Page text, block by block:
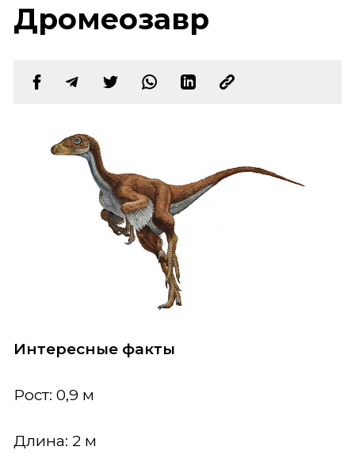
Дромеозавр
Интересные факты
Рост: 0,9 м
Длина: 2 м